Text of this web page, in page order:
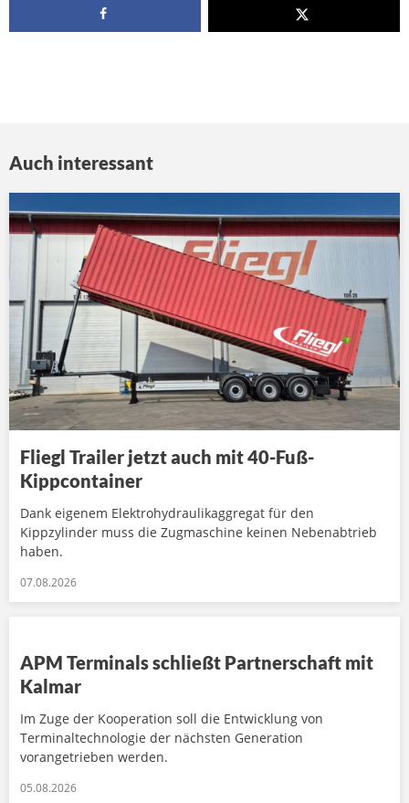
Auch interessant
Fliegl Trailer jetzt auch mit 40-Fuß-
Kippcontainer
Dank eigenem Elektrohydraulikaggregat für den
Kippzylinder muss die Zugmaschine keinen Nebenabtrieb
haben.
07.08.2026
APM Terminals schließt Partnerschaft mit
Kalmar
Im Zuge der Kooperation soll die Entwicklung von
Terminaltechnologie der nächsten Generation
vorangetrieben werden.
05.08.2026